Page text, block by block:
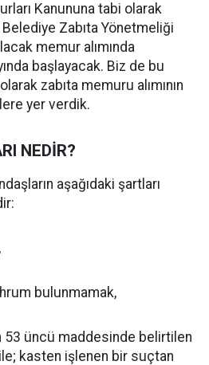
Kanununa tabi olarak
Zabıta Yönetmeliği
memur alımında
başlayacak. Biz de bu
zabıta memuru alımının
yer verdik.
NEDİR?
aşağıdaki şartları
bulunmamak,
53 üncü maddesinde belirtilen
kasten işlenen bir suçtan